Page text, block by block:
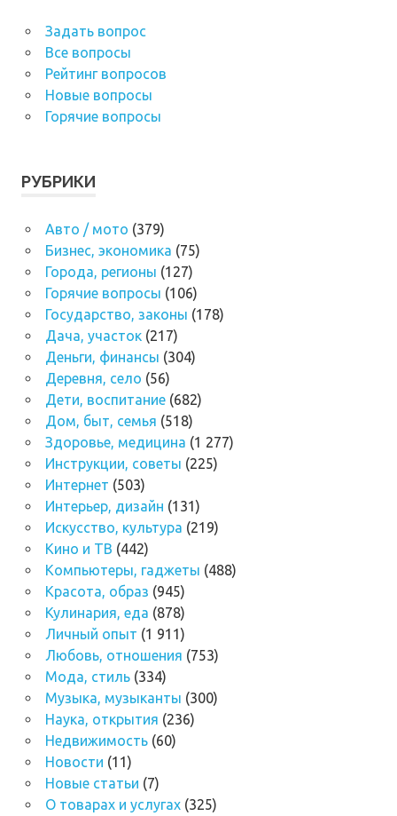
Задать вопрос
Все вопросы
Рейтинг вопросов
Новые вопросы
Горячие вопросы
РУБРИКИ
Авто / мото (379)
Бизнес, экономика (75)
Города, регионы (127)
Горячие вопросы (106)
Государство, законы (178)
Дача, участок(217)
Деньги, финансы (304)
Деревня, село (56)
Дети, воспитание(682)
Дом, быт, семья (518)
Здоровье, медицина (1 277)
Инструкции, советы (225)
Интернет (503)
Интерьер, дизайн (131)
Искусство, культура (219)
Кино и ТВ (442)
Компьютеры, гаджеты (488)
Красота, образ (945)
Кулинария, еда (878)
Личный опыт (1 911)
Любовь, отношения (753)
Мода, стиль(334)
Музыка, музыканты (300)
Наука, открытия (236)
Недвижимость(60)
Новости (11)
Новые статьи (7)
О товарах и услугах(325)